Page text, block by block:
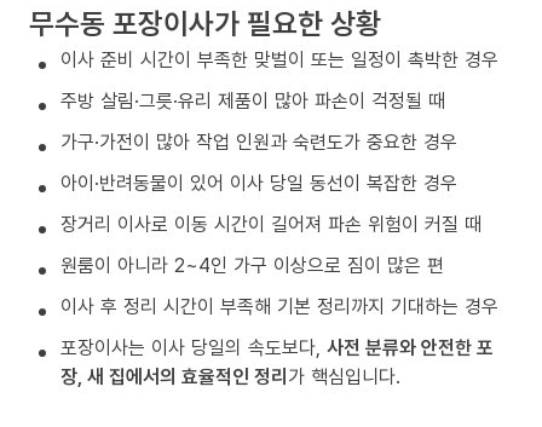
무수동 포장이사가 필요한 상황
이사 준비 시간이 부족한 맞벌이 또는 일정이 촉박한 경우
주방 살림·그릇·유리 제품이 많아 파손이 걱정될 때
가구·가전이 많아 작업 인원과 숙련도가 중요한 경우
아이·반려동물이 있어 이사 당일 동선이 복잡한 경우
장거리 이사로 이동 시간이 길어져 파손 위험이 커질 때
원룸이 아니라 2~4인 가구 이상으로 짐이 많은 편
이사 후 정리 시간이 부족해 기본 정리까지 기대하는 경우
포장이사는 이사 당일의 속도보다, 사전 분류와 안전한 포
장, 새 집에서의 효율적인 정리가 핵심입니다.